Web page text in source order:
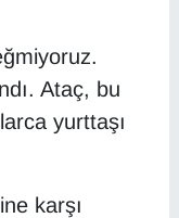
Ataç, bu
yurttaşı
karşı